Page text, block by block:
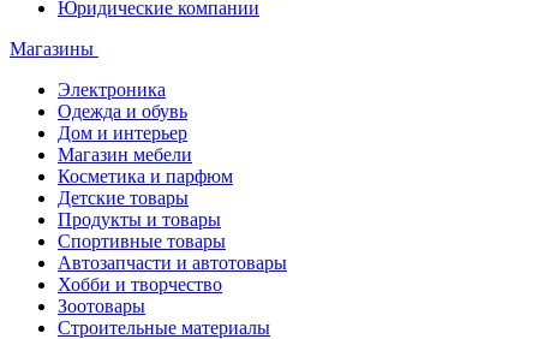
Юридические компании
Магазины
Электроника
Одежда и обувь
Дом и интерьер
Магазин мебели
Косметика и парфюм
Детские товары
Продукты и товары
Спортивные товары
Автозапчасти и автотовары
Хобби и творчество
Зоотовары
Строительные материалы